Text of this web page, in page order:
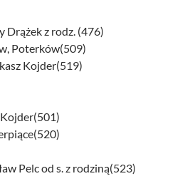
Drążek z rodz. (476)
Poterków(509)
Kojder(519)
Pelc od s. z rodziną(523)